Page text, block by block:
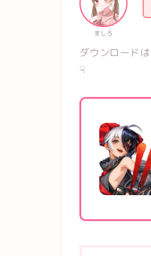
ましろ
ダウンロード
☟